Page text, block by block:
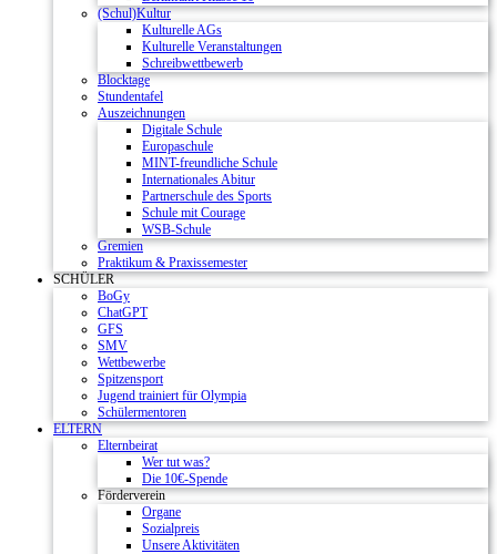
(Schul)Kultur
Kulturelle AGs
Kulturelle Veranstaltungen
Schreibwettbewerb
Blocktage
Stundentafel
Auszeichnungen
Digitale Schule
Europaschule
MINT-freundliche Schule
Internationales Abitur
Partnerschule des Sports
Schule mit Courage
WSB-Schule
Gremien
Praktikum & Praxissemester
SCHÜLER
BoGy
ChatGPT
GFS
SMV
Wettbewerbe
Spitzensport
Jugend trainiert für Olympia
Schülermentoren
ELTERN
Elternbeirat
Wer tut was?
Die 10€-Spende
Förderverein
Organe
Sozialpreis
Unsere Aktivitäten